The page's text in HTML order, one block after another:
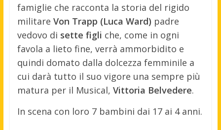
famiglie che racconta la storia del rigido
militare Von Trapp (Luca Ward) padre
vedovo di sette figli che, come in ogni
favola a lieto fine, verrà ammorbidito e
quindi domato dalla dolcezza femminile a
cui darà tutto il suo vigore una sempre più
matura per il Musical, Vittoria Belvedere.
In scena con loro 7 bambini dai 17 ai 4 anni.